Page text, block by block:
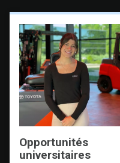
Opportunités
universitaires